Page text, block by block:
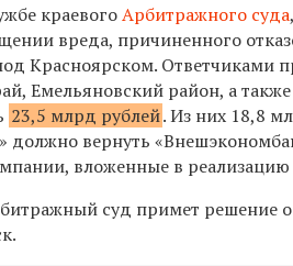
краевогоАрбитражного суда
вреда, причиненного
Красноярском. Ответчиками
Емельяновский район, а
23,5 млрд рублей. Из них 18,8
вернуть
вложенные в реализацию
суд примет решение